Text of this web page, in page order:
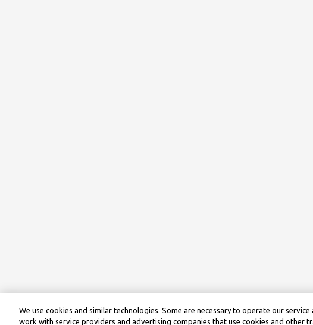
We use cookies and similar technologies. Some are necessary to operate our service
work with service providers and advertising companies that use cookies and other